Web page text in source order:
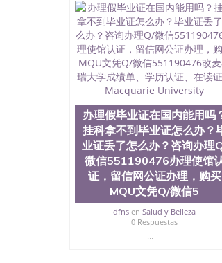
551190476办假大学毕业证
551190476国外毕业证外壳
凭QQ微信551190476国外留
理QQ微信551190476法国留
有用吗QQ微信551190476德
硕士文凭办理QQ微信
外本科毕业证怎么办理QQ微
信551190476国外大学有毕
微信551190476办理国外文
文凭可信吗QQ微信
551190476如何办理学历认
（San Jose State
学之一，也是美西地区的公
福尼亚州的著名综合性公立
围，杰出的本科教育质量，
百上千的海外学生前往求学
育机构，并获誉为美国本科
现优异。其毕业生大多可以
大四的学期提供许多相应科
办理假毕业证在国内能用吗
挂科拿不到毕业证怎么办？
业证丢了怎么办？咨询办理
微信551190476办理使馆
证，留信网公证办理，购买
MQU文凭Q/微信5
dfns enSalud y Belleza
0 Respuestas
...